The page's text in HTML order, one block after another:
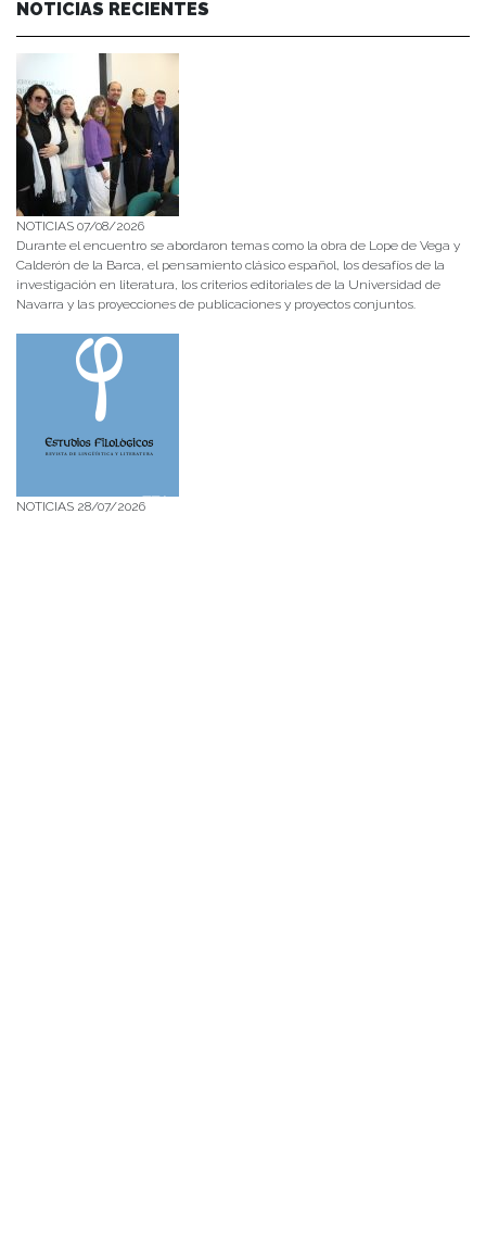
NOTICIAS RECIENTES
NOTICIAS 07/08/2026
Durante el encuentro se abordaron temas como la obra de Lope de Vega y
Calderón de la Barca, el pensamiento clásico español, los desafíos de la
investigación en literatura, los criterios editoriales de la Universidad de
Navarra y las proyecciones de publicaciones y proyectos conjuntos.
NOTICIAS 28/07/2026